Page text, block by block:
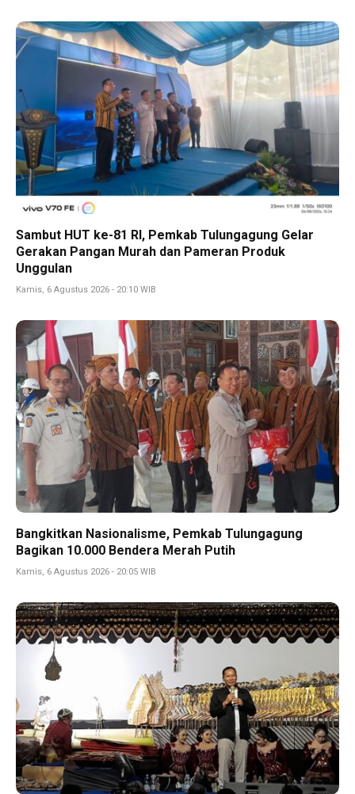
Sambut HUT ke-81 RI, Pemkab Tulungagung Gelar
Gerakan Pangan Murah dan Pameran Produk
Unggulan
Kamis, 6 Agustus 2026 - 20:10 WIB
Bangkitkan Nasionalisme, Pemkab Tulungagung
Bagikan 10.000 Bendera Merah Putih
Kamis, 6 Agustus 2026 - 20:05 WIB